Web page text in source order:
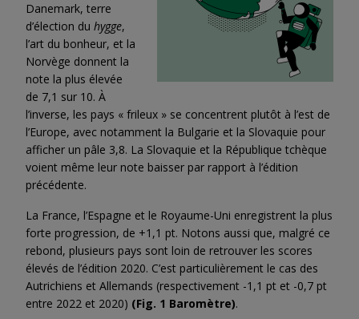
Danemark, terre
d’élection du hygge,
l’art du bonheur, et la
Norvège donnent la
note la plus élevée
de 7,1 sur 10. À
l’inverse, les pays « frileux » se concentrent plutôt à l’est de
l’Europe, avec notamment la Bulgarie et la Slovaquie pour
afficher un pâle 3,8. La Slovaquie et la République tchèque
voient même leur note baisser par rapport à l’édition
précédente.
La France, l’Espagne et le Royaume-Uni enregistrent la plus
forte progression, de +1,1 pt. Notons aussi que, malgré ce
rebond, plusieurs pays sont loin de retrouver les scores
élevés de l’édition 2020. C’est particulièrement le cas des
Autrichiens et Allemands (respectivement -1,1 pt et -0,7 pt
entre 2022 et 2020) (Fig. 1 Baromètre).